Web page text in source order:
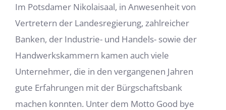
Im Potsdamer Nikolaisaal, in Anwesenheit von
Vertretern der Landesregierung, zahlreicher
Banken, der Industrie- und Handels- sowie der
Handwerkskammern kamen auch viele
Unternehmer, die in den vergangenen Jahren
gute Erfahrungen mit der Bürgschaftsbank
machen konnten. Unter dem Motto Good bye